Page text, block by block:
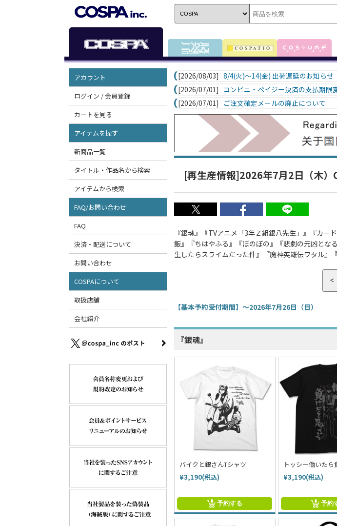
アカウント
ログイン / 会員登録
カートを見る
アイテムを探す
新商品一覧
タイトル・作品名から検索
アイテムから検索
FAQ/お問い合わせ
FAQ
決済・配送について
お問い合わせ
COSPAについて
取扱店舗
会社紹介
[2026/08/03] 8/4(火)～14(金) 出荷遅延のお知らせ
[2026/07/01]
コンビニ・ペイジー決済の支払期限
[2026/07/01]
ご注文確定メールの廃止について
[再生産情報]2026年7月2日（木）
『銀魂』『TVアニメ「3年Ｚ組銀八先生」』『カ
飯』『ちはやふる』『ぼのぼの』『悲劇の元凶とな
生したらスライムだった件』『魔神英雄伝ワタル』
<
【基本予約受付期間】～2026年7月26日（日）
『銀魂』
バイクと銀さんTシャツ
¥3,190(税込)
予約する
トッシー働いたら
¥3,190(税込)
予約